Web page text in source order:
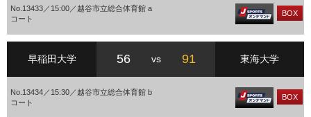
No.13433／15:00／越谷市立総合体育館 a
コート
BOX
早稲田大学 56 vs 91 東海大学
No.13434／15:30／越谷市立総合体育館 b
コート
BOX